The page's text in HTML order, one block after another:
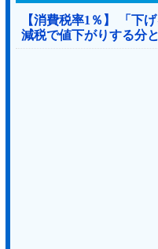
【消費税率1％】 「下
減税で値下がりする分
価格を変えない店も